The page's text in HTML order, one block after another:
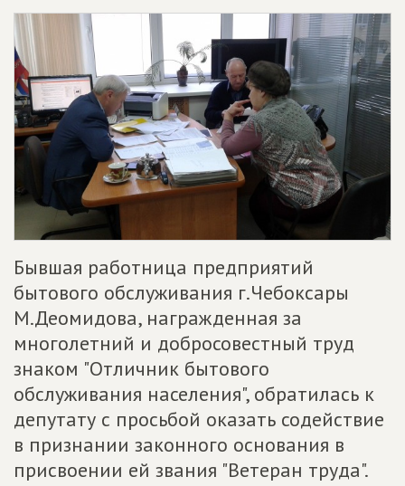
Бывшая работница предприятий
бытового обслуживания г.Чебоксары
М.Деомидова, награжденная за
многолетний и добросовестный труд
знаком "Отличник бытового
обслуживания населения", обратилась к
депутату с просьбой оказать содействие
в признании законного основания в
присвоении ей звания "Ветеран труда".